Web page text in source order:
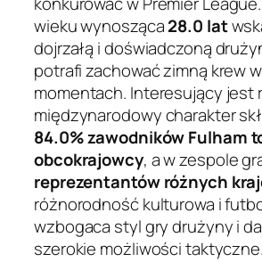
wieku wynosząca28.0 lat
dojrzałą i doświadczoną
potrafi zachować zimną krew
momentach. Interesujący jest
międzynarodowy charakter
84.0% zawodników Fulham
obcokrajowcy, a w zespole
reprezentantów różnych
różnorodność kulturowa i
wzbogaca styl gry drużyny i
szerokie możliwości taktyczne.